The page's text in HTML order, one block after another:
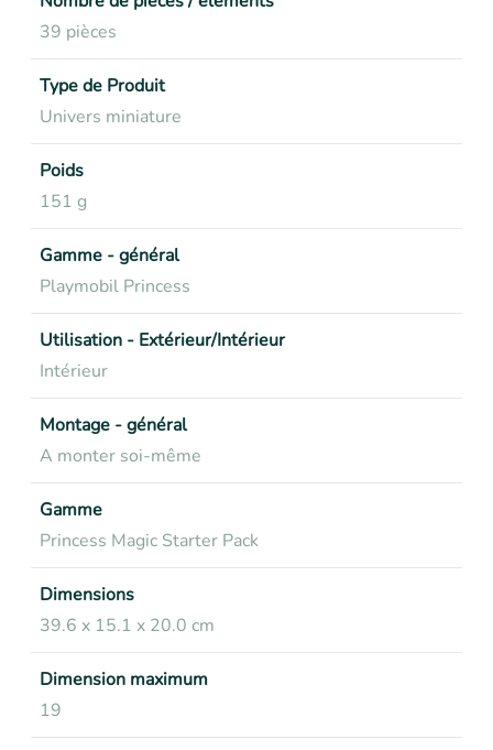
39 pièces
Type de Produit
Univers miniature
Poids
151 g
Gamme - général
Playmobil Princess
Utilisation - Extérieur/Intérieur
Intérieur
Montage - général
A monter soi-même
Gamme
Princess Magic Starter Pack
Dimensions
39.6 x 15.1 x 20.0 cm
Dimension maximum
19